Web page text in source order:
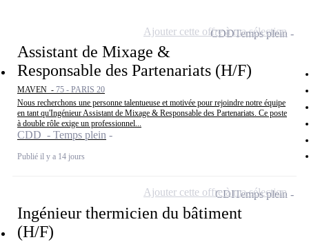
Assistant de Mixage &
Responsable des Partenariats (H/F)
MAVEN - 75 - PARIS 20
Nous recherchons une personne talentueuse et motivée pour rejoindre notre équipe
en tant qu'Ingénieur Assistant de Mixage & Responsable des Partenariats. Ce poste
à double rôle exige un professionnel...
CDD - Temps plein
Publié il y a 14 jours
CDDTemps plein
Ajouter cette offre à ma sélection
Ingénieur thermicien du bâtiment
(H/F)
CDITemps plein
Ajouter cette offre à ma sélection